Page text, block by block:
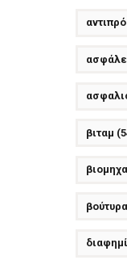
βιταμ
βούτυρα